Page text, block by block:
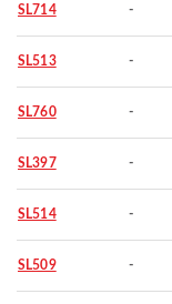
SL714 -
SL513 -
SL760 -
SL397 -
SL514 -
SL509 -